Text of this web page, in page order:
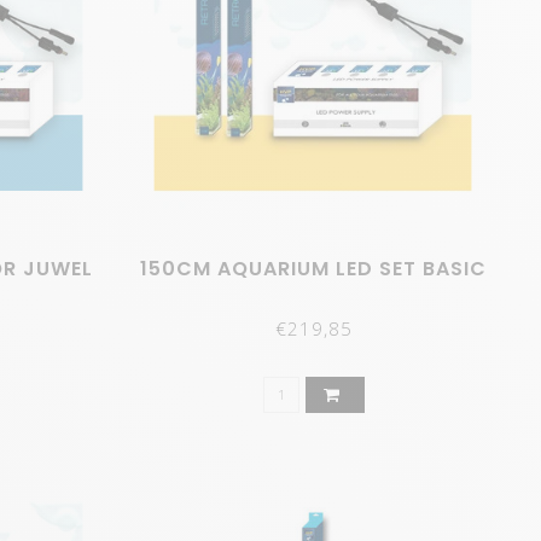
Zelfs de vissen zien er kleurrijker uit! Ook hoef
op elektrische schokken. Bestel nu LED-
dat planten het zeer goed doen onder deze LED's.
verborgen blijft. Je zult merken dat de schuwere
JUWEL
150CM AQUARIUM LED SET BASIC
€219,85